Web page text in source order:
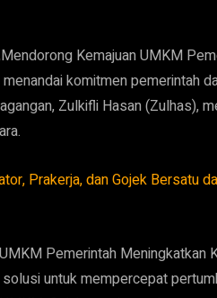
Kemajuan UMKM
komitmen pemerintah
Zulkifli Hasan (Zulhas),
Prakerja, dan Gojek Bersatu
Pemerintah Meningkatkan
untuk mempercepat